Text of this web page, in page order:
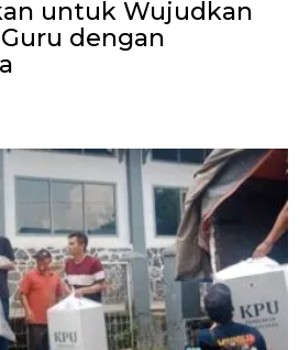
untuk Wujudkan
dengan